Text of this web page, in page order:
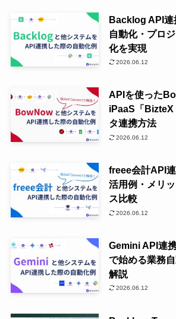
Backlog API連
自動化・プロ
化を実現
2026.06.12
APIを使った
iPaaS「
タ連携方法
2026.06.12
freee会計API
活用例・メリ
ス比較
2026.06.12
Gemini API連
で始める業務
解説
2026.06.12